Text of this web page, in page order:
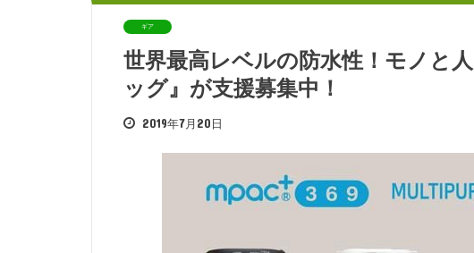
ギア
世界最高レベルの防水性！モノと
ッグ』が支援募集中！
2019年7月20日